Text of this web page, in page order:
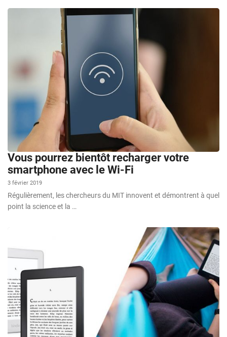
Vous pourrez bientôt recharger votre
smartphone avec le Wi-Fi
3 février 2019
Régulièrement, les chercheurs du MIT innovent et démontrent à quel
point la science et la …